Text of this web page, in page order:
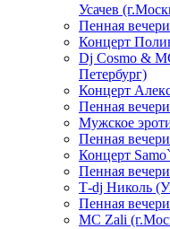
Усачев
Пенная
Концерт
Dj Cosmo &
Петербург)
Концерт
Пенная
Мужское
Пенная
Концерт
Пенная
Т-dj Николь
Пенная
МС Zali